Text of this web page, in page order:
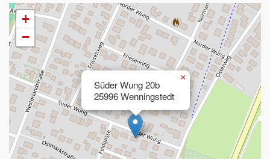
Süder Wung 20b
25996 Wenningstedt
×
+
−